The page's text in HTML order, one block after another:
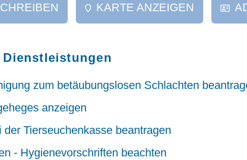
KARTE ANZEIGEN
zum betäubungslosen Schlachten
anzeigen
Tierseuchenkasse beantragen
- Hygienevorschriften beachten